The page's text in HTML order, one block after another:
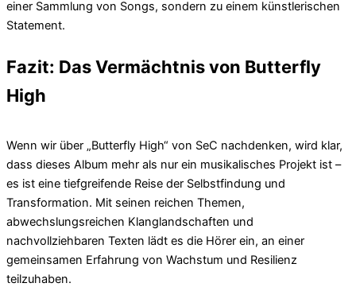
einer Sammlung von Songs, sondern zu einem künstlerischen
Statement.
Fazit: Das Vermächtnis von Butterfly
High
Wenn wir über „Butterfly High“ von SeC nachdenken, wird klar,
dass dieses Album mehr als nur ein musikalisches Projekt ist –
es ist eine tiefgreifende Reise der Selbstfindung und
Transformation. Mit seinen reichen Themen,
abwechslungsreichen Klanglandschaften und
nachvollziehbaren Texten lädt es die Hörer ein, an einer
gemeinsamen Erfahrung von Wachstum und Resilienz
teilzuhaben.